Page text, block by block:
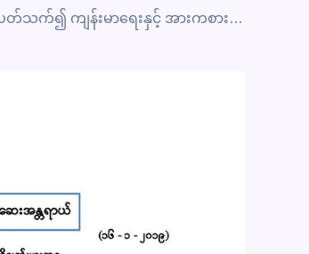
နှုတ်ခမ်းကွဲ၊ အာခေါင်ကွဲနှင့်ပတ်သက်၍ ကျန်းမာရေးနှင့် အားကစားဝန်ကြီးဌာနလက်အောက်ရှိ ဝန်ထမ်း၊ သွားဘက်ဆိုင်ရာဆရာဝန်များအား စာတွေ့လက်တွေ့သင်ကြားခြင်း